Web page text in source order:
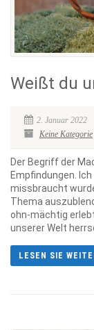
Weißt du
2. Januar 2022
Keine Kategorie
Der Begriff der
Empfindungen.
missbraucht
Thema
ohn-mächtig
unserer Welt
LESEN SIE